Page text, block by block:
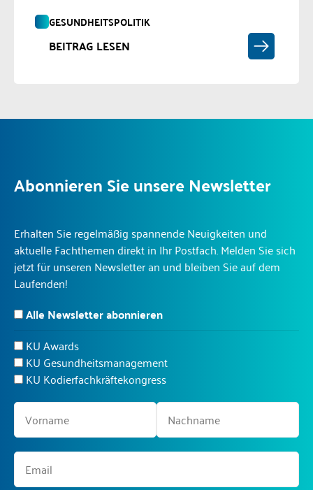
GESUNDHEITSPOLITIK
BEITRAG LESEN
Abonnieren Sie unsere Newsletter
Erhalten Sie regelmäßig spannende Neuigkeiten und
aktuelle Fachthemen direkt in Ihr Postfach. Melden Sie sich
jetzt für unseren Newsletter an und bleiben Sie auf dem
Laufenden!
Alle Newsletter abonnieren
KU Awards
KU Gesundheitsmanagement
KU Kodierfachkräftekongress